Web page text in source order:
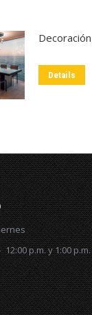
Details
12:00 p.m. y 1:00